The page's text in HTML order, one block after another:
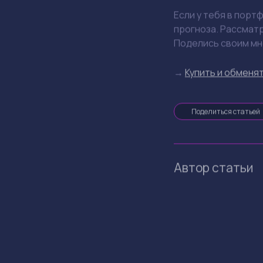
Если у тебя в
прогноза.
Поделись своим
Купить и
Поделиться статьей
Автор статьи